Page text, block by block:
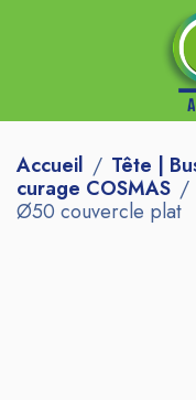
Accueil Tête |
curage COSMAS
Ø50 couvercle plat